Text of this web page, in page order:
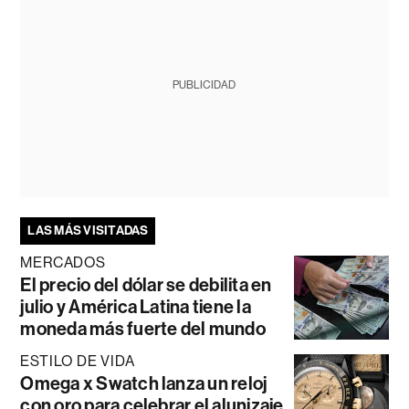
PUBLICIDAD
LAS MÁS VISITADAS
MERCADOS
El precio del dólar se debilita en
julio y América Latina tiene la
moneda más fuerte del mundo
ESTILO DE VIDA
Omega x Swatch lanza un reloj